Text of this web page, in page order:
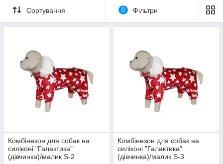
Сортування 0 Фільтри
Комбінезон для собак на
силіконі "Галактика"
(дівчинка)/малик S-2
Комбінезон для собак на
силіконі "Галактика"
(дівчинка)/малик S-3